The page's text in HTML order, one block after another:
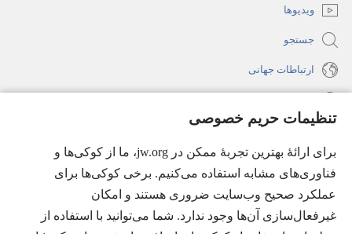
تنظیمات حریم خصوصی
برای ارائهٔ بهترین تجربهٔ ممکن در jw.org، ما از کوکی‌ها و
فناوری‌های مشابه استفاده می‌کنیم. برخی کوکی‌ها برای
عملکرد صحیح وب‌سایت ضروری هستند و امکان
غیرفعال‌سازی آن‌ها وجود ندارد. شما می‌توانید با استفاده از
می‌شود)ویدیوها
جستجو
ارتباطات جهانی
(پنجره‌ای
جدید
می‌شود)
(پنجره‌ای
جدید
JW Hub
®
(پنجره‌ای